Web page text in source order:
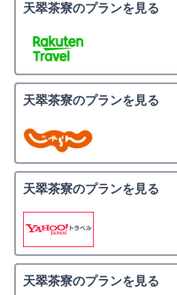
天翠茶寮のプランを見る
天翠茶寮のプランを見る
天翠茶寮のプランを見る
天翠茶寮のプランを見る